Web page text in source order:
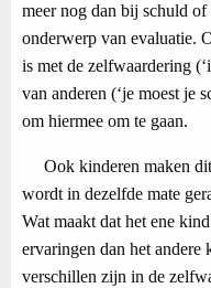
meer nog dan bij schuld
onderwerp van evaluatie.
is met de zelfwaardering
van anderen (‘je moest je
om hiermee om te gaan.
Ook kinderen maken dit
wordt in dezelfde mate
Wat maakt dat het ene
ervaringen dan het
verschillen zijn in de